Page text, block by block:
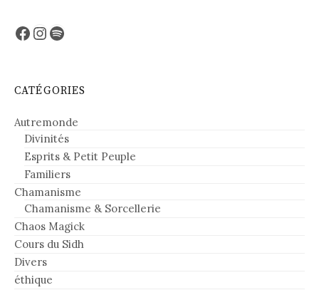
Facebook
Instagram
Spotify
CATÉGORIES
Autremonde
Divinités
Esprits & Petit Peuple
Familiers
Chamanisme
Chamanisme & Sorcellerie
Chaos Magick
Cours du Sidh
Divers
éthique